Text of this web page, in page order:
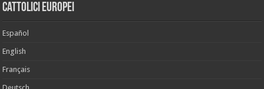
cattolici europei
Español
English
Français